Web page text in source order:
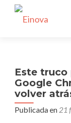
Este
Google
volver
Publicada en 21